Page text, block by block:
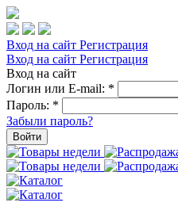
Вход на сайт Регистрация
Вход на сайт Регистрация
Вход на сайт
Логин или E-mail: *
Пароль: *
Забыли пароль?
Войти